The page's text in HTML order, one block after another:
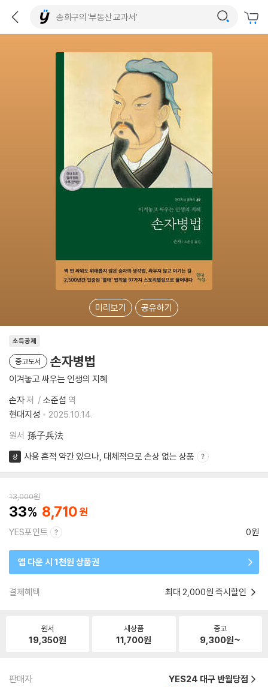
미리보기 공유하기
소득공제
중고도서 손자병법
이겨놓고 싸우는 인생의 지혜
손자저 소준섭 역
현대지성
2025.10.14.
원서 孫子兵法
상 사용 흔적 약간 있으나, 대체적으로 손상 없는 상품
13,000원
33 8,710
YES포인트 0원
앱 다운 시 1천원 상품권
결제혜택 최대 2,000원 즉시할인
원서
19,350원
새상품
11,700원
중고
9,300원~
판매자 YES24 대구 반월당점